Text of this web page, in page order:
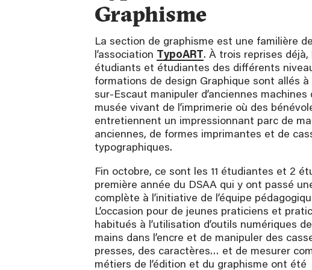
Graphisme
La section de graphisme est une familière de
l’association TypoART. À trois reprises déjà,
étudiants et étudiantes des différents
formations de design Graphique sont allés à
sur-Escaut manipuler d’anciennes machines
musée vivant de l’imprimerie où des
entretiennent un impressionnant parc de
anciennes, de formes imprimantes et de
typographiques.
Fin octobre, ce sont les 11 étudiantes et 2
première année du DSAA qui y ont passé
complète à l’initiative de l’équipe
L’occasion pour de jeunes praticiens et
habitués à l’utilisation d’outils numériques
mains dans l’encre et de manipuler des
presses, des caractères… et de mesurer
métiers de l’édition et du graphisme ont été
Présentation du premier groupe devant les membres de